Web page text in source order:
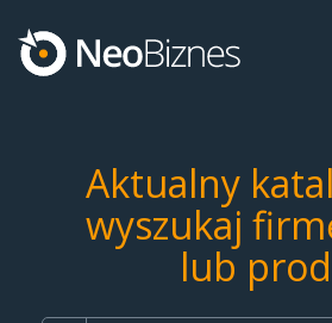
Aktualny
wyszukaj
lub